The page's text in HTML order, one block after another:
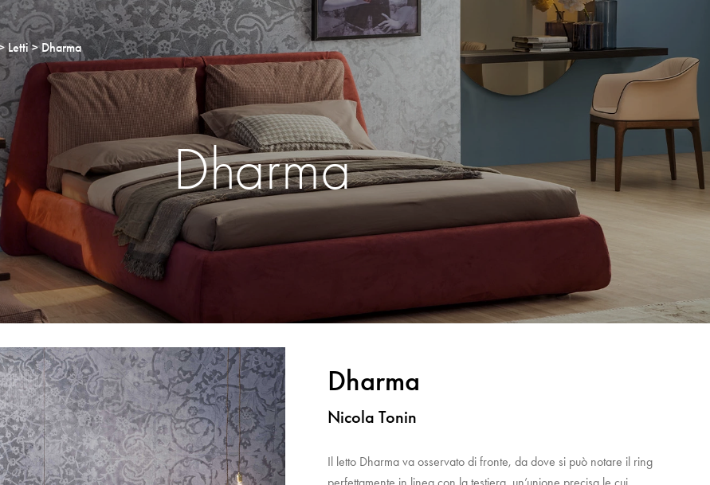
Letti Dharma
Dharma
Dharma
Nicola Tonin
Il letto Dharma va osservato di fronte, da dove si può notare il ring